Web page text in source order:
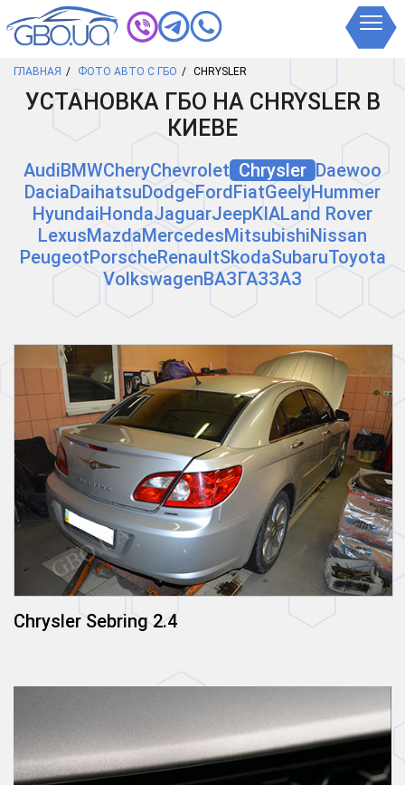
ГЛАВНАЯ ФОТО АВТО С ГБО CHRYSLER
УСТАНОВКА ГБО НА CHRYSLER В
КИЕВЕ
AudiBMWCheryChevrolet Chrysler Daewoo
DaciaDaihatsuDodgeFordFiatGeelyHummer
HyundaiHondaJaguarJeepKIALand Rover
LexusMazdaMercedesMitsubishiNissan
PeugeotPorscheRenaultSkodaSubaruToyota
VolkswagenВАЗГАЗЗАЗ
Chrysler Sebring 2.4